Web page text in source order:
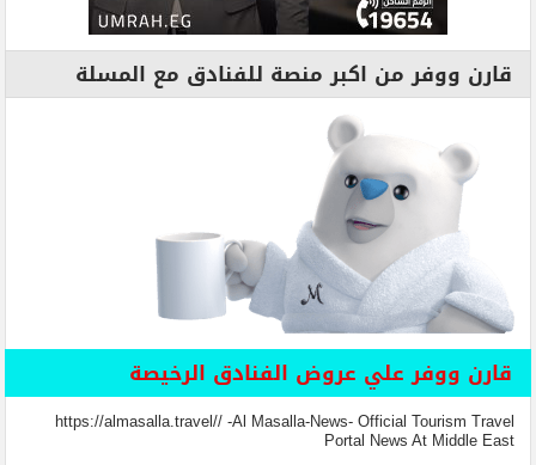
قارن ووفر من اكبر منصة للفنادق مع المسلة
قارن ووفر علي عروض الفنادق الرخيصة
https://almasalla.travel// -Al Masalla-News- Official Tourism Travel
Portal News At Middle East